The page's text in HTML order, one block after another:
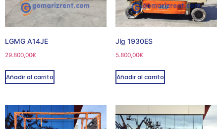
LGMG A14JE
29.800,00€
Añadir al carrito
Jlg 1930ES
5.800,00€
Añadir al carrito